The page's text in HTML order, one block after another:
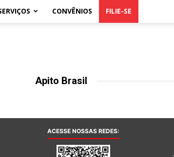
CONVÊNIOS FILIE-SE
Apito Brasil
ACESSE NOSSAS REDES: